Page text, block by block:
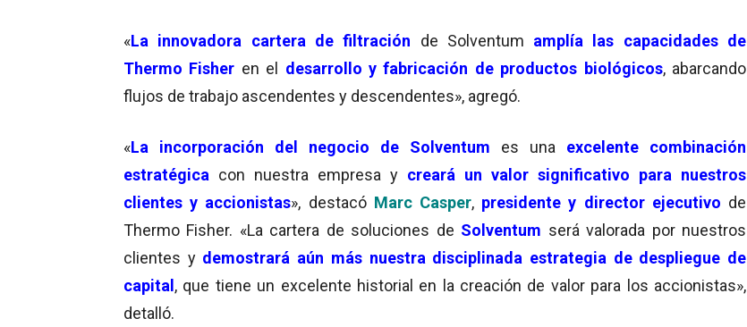
«La innovadora cartera de filtración de Solventum amplía las capacidades de
Thermo Fisher en el desarrollo y fabricación de productos biológicos, abarcando
flujos de trabajo ascendentes y descendentes», agregó.
«La incorporación del negocio de Solventum es una excelente combinación
estratégica con nuestra empresa y creará un valor significativo para nuestros
clientes y accionistas», destacóMarc Casper, presidente y director ejecutivo de
Thermo Fisher. «La cartera de soluciones de Solventum será valorada por nuestros
clientes y demostrará aún más nuestra disciplinada estrategia de despliegue de
capital, que tiene un excelente historial en la creación de valor para los accionistas»,
detalló.